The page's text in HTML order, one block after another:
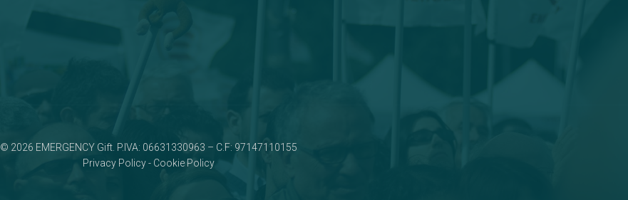
© 2026 EMERGENCY Gift. P.IVA: 06631330963 – C.F: 97147110155
Privacy Policy- Cookie Policy